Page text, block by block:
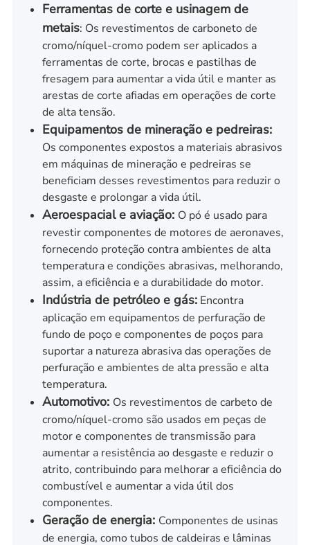
Ferramentas de corte e usinagem de
metais: Os revestimentos de carboneto de
cromo/níquel-cromo podem ser aplicados a
ferramentas de corte, brocas e pastilhas de
fresagem para aumentar a vida útil e manter as
arestas de corte afiadas em operações de corte
de alta tensão.
Equipamentos de mineração e pedreiras:
Os componentes expostos a materiais abrasivos
em máquinas de mineração e pedreiras se
beneficiam desses revestimentos para reduzir o
desgaste e prolongar a vida útil.
Aeroespacial e aviação: O pó é usado para
revestir componentes de motores de aeronaves,
fornecendo proteção contra ambientes de alta
temperatura e condições abrasivas, melhorando,
assim, a eficiência e a durabilidade do motor.
Indústria de petróleo e gás:Encontra
aplicação em equipamentos de perfuração de
fundo de poço e componentes de poços para
suportar a natureza abrasiva das operações de
perfuração e ambientes de alta pressão e alta
temperatura.
Automotivo: Os revestimentos de carbeto de
cromo/níquel-cromo são usados em peças de
motor e componentes de transmissão para
aumentar a resistência ao desgaste e reduzir o
atrito, contribuindo para melhorar a eficiência do
combustível e aumentar a vida útil dos
componentes.
Geração de energia: Componentes de usinas
de energia, como tubos de caldeiras e lâminas